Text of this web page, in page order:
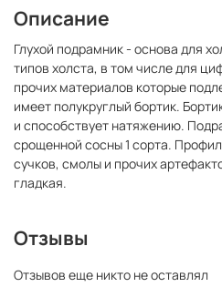
Описание
Глухой подрамник - основа для
типов холста, в том числе для
прочих материалов которые
имеет полукруглый бортик.
и способствует натяжению.
срощенной сосны 1 сорта.
сучков, смолы и прочих
гладкая.
Отзывы
Отзывов еще никто не оставлял